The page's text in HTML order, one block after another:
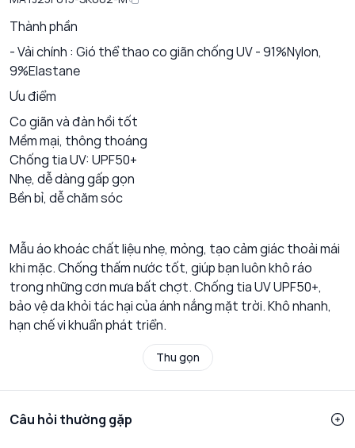
Thành phần
- Vải chính : Gió thể thao co giãn chống UV - 91%Nylon,
9%Elastane
Ưu điểm
Co giãn và đàn hồi tốt
Mềm mại, thông thoáng
Chống tia UV: UPF50+
Nhẹ, dễ dàng gấp gọn
Bền bỉ, dễ chăm sóc
Mẫu áo khoác chất liệu nhẹ, mỏng, tạo cảm giác thoải mái
khi mặc. Chống thấm nước tốt, giúp bạn luôn khô ráo
trong những cơn mưa bất chợt. Chống tia UV UPF50+,
bảo vệ da khỏi tác hại của ánh nắng mặt trời. Khô nhanh,
hạn chế vi khuẩn phát triển.
Thu gọn
Câu hỏi thường gặp